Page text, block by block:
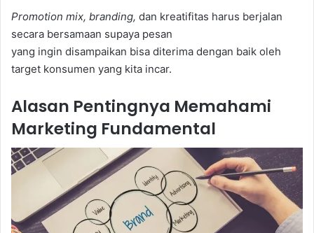
Promotion mix, branding, dan kreatifitas harus berjalan
secara bersamaan supaya pesan
yang ingin disampaikan bisa diterima dengan baik oleh
target konsumen yang kita incar.
Alasan Pentingnya Memahami
Marketing Fundamental